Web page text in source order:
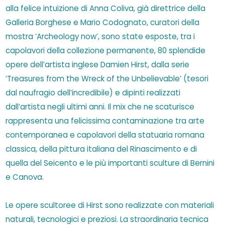
alla felice intuizione di Anna Coliva, già direttrice della
Galleria Borghese e Mario Codognato, curatori della
mostra ‘Archeology now’, sono state esposte, tra i
capolavori della collezione permanente, 80 splendide
opere dell’artista inglese Damien Hirst, dalla serie
‘Treasures from the Wreck of the Unbelievable’ (tesori
dal naufragio dell’incredibile) e dipinti realizzati
dall’artista negli ultimi anni. Il mix che ne scaturisce
rappresenta una felicissima contaminazione tra arte
contemporanea e capolavori della statuaria romana
classica, della pittura italiana del Rinascimento e di
quella del Seicento e le più importanti sculture di Bernini
e Canova.
Le opere scultoree di Hirst sono realizzate con materiali
naturali, tecnologici e preziosi. La straordinaria tecnica